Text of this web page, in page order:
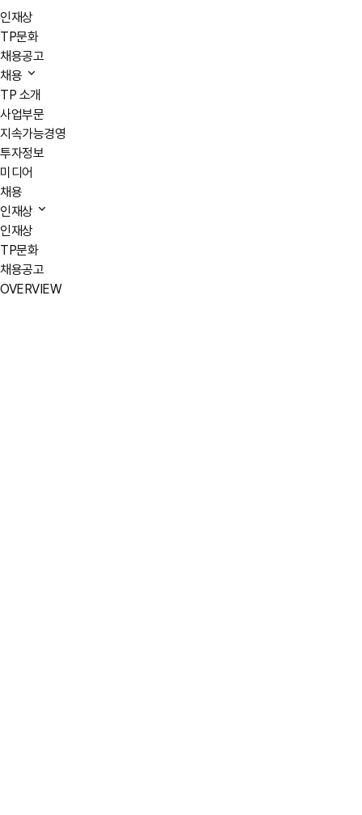
인재상
TP문화
채용공고
채용
TP 소개
사업부문
지속가능경영
투자정보
미디어
채용
인재상
인재상
TP문화
채용공고
OVERVIEW